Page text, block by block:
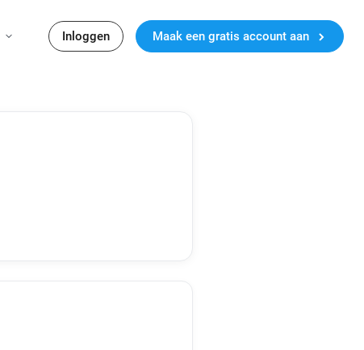
Inloggen Maak een gratis account aan